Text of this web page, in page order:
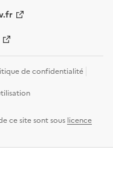
de confidentialité
ce site sont sous licence